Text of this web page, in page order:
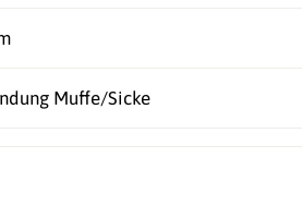
Muffe/Sicke